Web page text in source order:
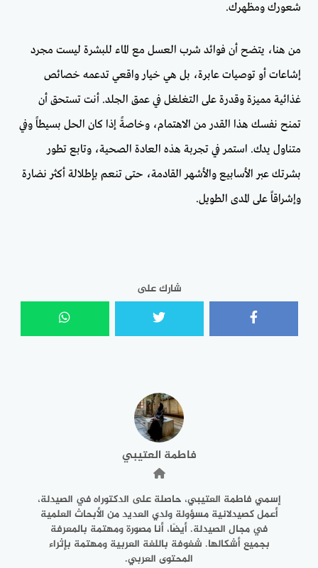
شعورك ومظهرك.
من هنا، يتضح أن فوائد شرب العسل مع الماء للبشرة ليست مجرد
إشاعات أو توصيات عابرة، بل هي خيار واقعي تدعمه خصائص
غذائية مميزة وقدرة على التغلغل في عمق الجلد. أنت تستحق أن
تمنح نفسك هذا القدر من الاهتمام، وخاصةً إذا كان الحل بسيطاً وفي
متناول يدك. استمر في تجربة هذه العادة الصحية، وتابع تطور
بشرتك عبر الأسابيع والأشهر القادمة، حتى تنعم بإطلالة أكثر نضارة
وإشراقاً على المدى الطويل.
شارك على
فاطمة العتيبي
إسمي فاطمة العتيبي، حاصلة على الدكتوراه في الصيدلة،
أعمل كصيدلانية مسؤولة ولدي العديد من الأبحاث العلمية
في مجال الصيدلة. أيضًا، أنا مصورة ومهتمة بالمعرفة
بجميع أشكالها. شغوفة باللغة العربية ومهتمة بإثراء
المحتوى العربي.